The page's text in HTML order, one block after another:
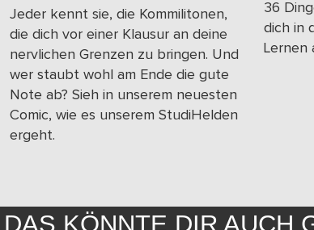
Jeder kennt sie, die Kommilitonen,
die dich vor einer Klausur an deine
nervlichen Grenzen zu bringen. Und
wer staubt wohl am Ende die gute
Note ab? Sieh in unserem neuesten
Comic, wie es unserem StudiHelden
ergeht.
36
dich in
Lernen
DAS KÖNNTE DIR AUCH